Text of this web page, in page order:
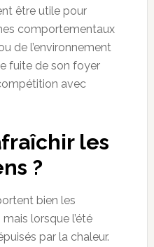
être utile pour
comportementaux
de l’environnement
fuite de son foyer
avec
les
?
bien les
lorsque l’été
par la chaleur.